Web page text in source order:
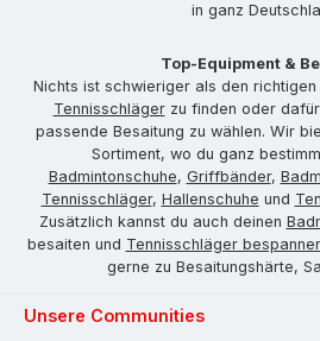
in ganz
Top-Equipment &
Nichts ist schwieriger als den richtigen
Tennisschlägerzu finden oder
passende Besaitung zu wählen. Wir
Sortiment, wo du ganz
Badmintonschuhe, Griffbänder,
Tennisschläger, Hallenschuhe und
Zusätzlich kannst du auch deinen
besaiten und Tennisschläger
gerne zu Besaitungshärte,
Unsere Communities